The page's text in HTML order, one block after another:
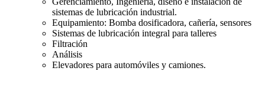
sistemas de lubricación industrial.
Equipamiento: Bomba dosificadora, cañería, sensores
Sistemas de lubricación integral para talleres
Filtración
Análisis
Elevadores para automóviles y camiones.